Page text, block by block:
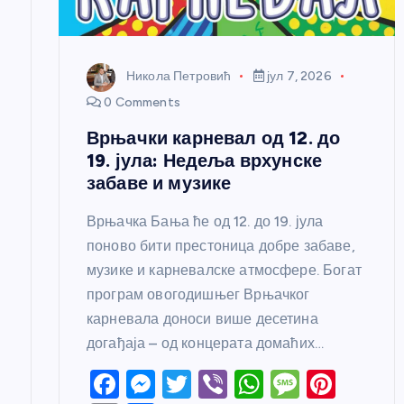
Никола Петровић
јул 7, 2026
0 Comments
Врњачки карневал од 12. до
19. јула: Недеља врхунске
забаве и музике
Врњачка Бања ће од 12. до 19. јула
поново бити престоница добре забаве,
музике и карневалске атмосфере. Богат
програм овогодишњег Врњачког
карневала доноси више десетина
догађаја – од концерата домаћих…
F
M T
Vi W M